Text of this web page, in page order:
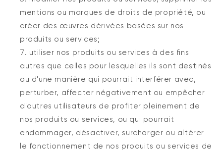
mentions ou marques de droits de propriété, ou
créer des œuvres dérivées basées sur nos
produits ou services;
utiliser nos produits ou services à des fins
autres que celles pour lesquelles ils sont destinés
ou d'une manière qui pourrait interférer avec,
perturber, affecter négativement ou empêcher
d'autres utilisateurs de profiter pleinement de
nos produits ou services, ou qui pourrait
endommager, désactiver, surcharger ou altérer
le fonctionnement de nos produits ou services de